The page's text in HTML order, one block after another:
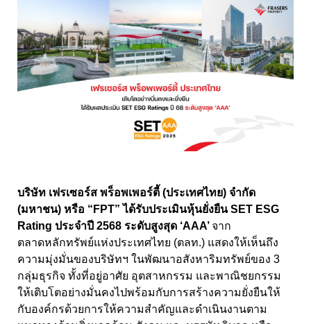
บริษัท เฟรเซอร์ส พร็อพเพอร์ตี้ (ประเทศไทย) จำกัด
(มหาชน) หรือ “FPT” ได้รับประเมินหุ้นยั่งยืน SET ESG
Rating ประจำปี 2568 ระดับสูงสุด ‘AAA’ จาก
ตลาดหลักทรัพย์แห่งประเทศไทย (ตลท.) แสดงให้เห็นถึง
ความมุ่งมั่นของบริษัทฯ ในพัฒนาอสังหาริมทรัพย์ของ 3
กลุ่มธุรกิจ ทั้งที่อยู่อาศัย อุตสาหกรรม และพาณิชยกรรม
ให้เติบโตอย่างมั่นคงไปพร้อมกับการสร้างความยั่งยืนให้
กับองค์กรด้วยการให้ความสำคัญและดำเนินงานตาม